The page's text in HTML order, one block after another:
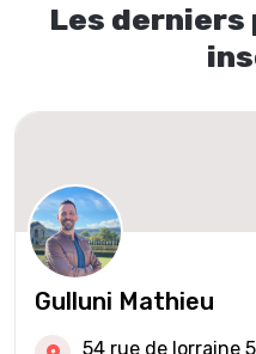
Les
Gulluni Mathieu
54 rue de lorraine